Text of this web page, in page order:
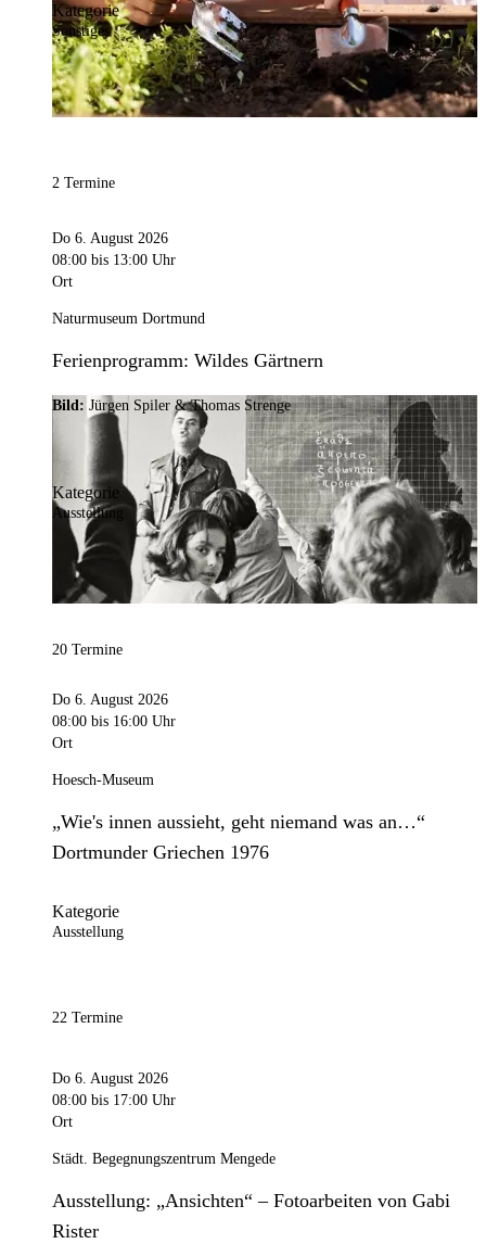
Kategorie
Sonstiges
2 Termine
Do 6. August 2026
08:00 bis 13:00 Uhr
Ort
Naturmuseum Dortmund
Ferienprogramm: Wildes Gärtnern
Bild: Jürgen Spiler & Thomas Strenge
Kategorie
Ausstellung
20 Termine
Do 6. August 2026
08:00 bis 16:00 Uhr
Ort
Hoesch-Museum
„Wie's innen aussieht, geht niemand was an…“
Dortmunder Griechen 1976
Kategorie
Ausstellung
22 Termine
Do 6. August 2026
08:00 bis 17:00 Uhr
Ort
Städt. Begegnungszentrum Mengede
Ausstellung: „Ansichten“ – Fotoarbeiten von Gabi
Rister